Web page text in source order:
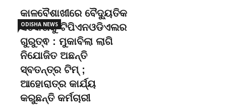
ଗୁରୁତ୍ଵ ଦେଉଛି। ତେବେ
ଜନସାଧାରଣଙ୍କ ସଚେତନତା ଅଭାବରୁ
ଅଧିକାଂଶ ବୈଦ୍ୟୁତିକ ଦୁର୍ଘଟଣା ଘଟୁଥିବା
ସୂଚନା ମିଳିଥିବା ବେଳେ ଏହାକୁ
ଗୁରୁତ୍ଵର ସହ ଗ୍ରହଣ କରି
ପ୍ରତିଷେଧକମୂଳକ ପଦକ୍ଷେପ
ଗ୍ରହଣ କରିଛି।ବିଦ୍ୟୁତ ତାର ଓ
ଟ୍ରାନ୍ସଫର୍ମର ନିକଟରେ ନିର୍ମାଣ କାର୍ଯ୍ୟ,
ODISHA NEWS
କାଳବୈଶାଖୀରେ ବୈଦ୍ୟୁତିକ
ସତର୍କତାକୁ ଟିପିଏନଓଡିଏଲର
ଗୁରୁତ୍ଵ : ମୁକାବିଲା ଲାଗି
ନିଯୋଜିତ ଅଛନ୍ତି
ସ୍ବତନ୍ତ୍ର ଟିମ୍ ;
ଆହୋରାତ୍ର କାର୍ଯ୍ୟ
କରୁଛନ୍ତି କର୍ମଚାରୀ